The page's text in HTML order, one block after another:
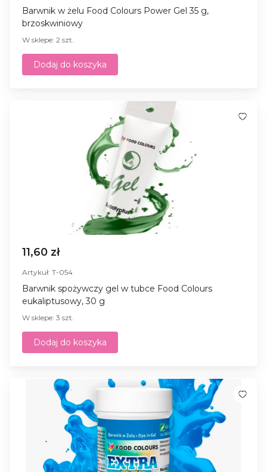
Barwnik w żelu Food Colours Power Gel 35 g,
brzoskwiniowy
W sklepe: 2 szt.
Dodaj do koszyka
11,60 zł
Artykuł: T-054
Barwnik spożywczy gel w tubce Food Colours
eukaliptusowy, 30 g
W sklepe: 3 szt.
Dodaj do koszyka